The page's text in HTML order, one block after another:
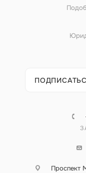
Проспект